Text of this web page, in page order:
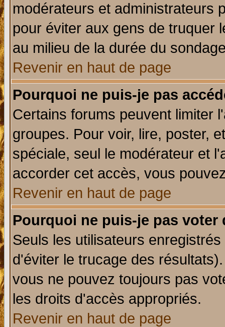
modérateurs et administrateurs
pour éviter aux gens de truquer
au milieu de la durée du
Revenir en haut de page
Pourquoi ne puis-je pas
Certains forums peuvent limiter
groupes. Pour voir, lire, poster,
spéciale, seul le modérateur et
accorder cet accès, vous
Revenir en haut de page
Pourquoi ne puis-je pas voter
Seuls les utilisateurs
d'éviter le trucage des
vous ne pouvez toujours pas
les droits d'accès appropriés.
Revenir en haut de page